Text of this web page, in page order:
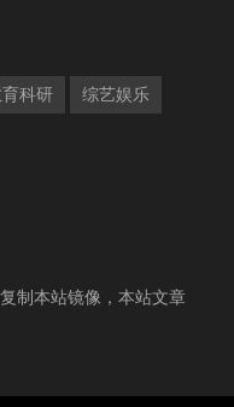
科研 综艺娱乐
制本站镜像，本站文章